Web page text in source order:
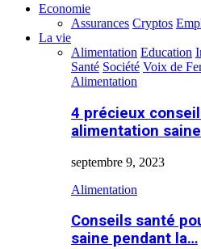
Economie
Assurances Cryptos
La vie
Alimentation Education
Santé Société Voix de
Alimentation
4 précieux
alimentation saine
septembre 9, 2023
Alimentation
Conseils santé
saine pendant la…